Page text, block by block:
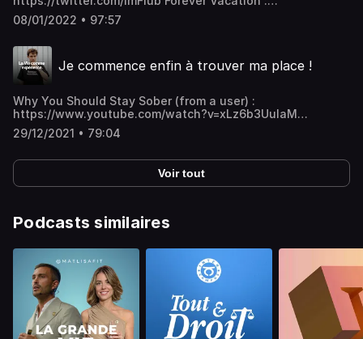
https://www.youtube.com/channel/
Disponible sur toutes les plateformes :
https://podcast.laviecommeexperience.fr/ Instagram :
https://twitter.com/ImFlub Forever Vacation :
https://www.forever-vacation.com
https://www.forever-vacation.com
08/01/2022 • 97:57
Je commence enfin à trouver ma place !
Why You Should Stay Sober (from a user) :
https://www.youtube.com/watch?v=xLz6b3UulaM
Instagram : https://www.instagram.com/f1ub/ Twitter :
https://twitter.com/ImFlub Forever Vacation :
29/12/2021 • 79:04
Voir tout
Podcasts similaires